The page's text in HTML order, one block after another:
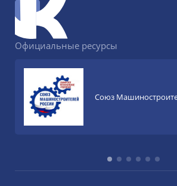
Официальные ресурсы
Союз